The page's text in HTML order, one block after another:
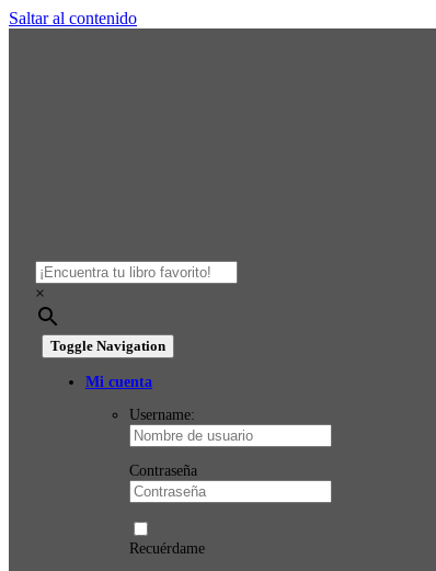
Saltar al contenido
×
Toggle Navigation
Mi cuenta
Username:
Contraseña
Recuérdame